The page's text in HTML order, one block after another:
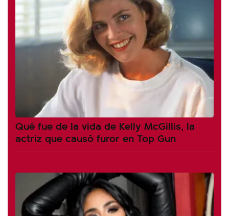
Qué fue de la vida de Kelly McGillis, la
actriz que causó furor en Top Gun